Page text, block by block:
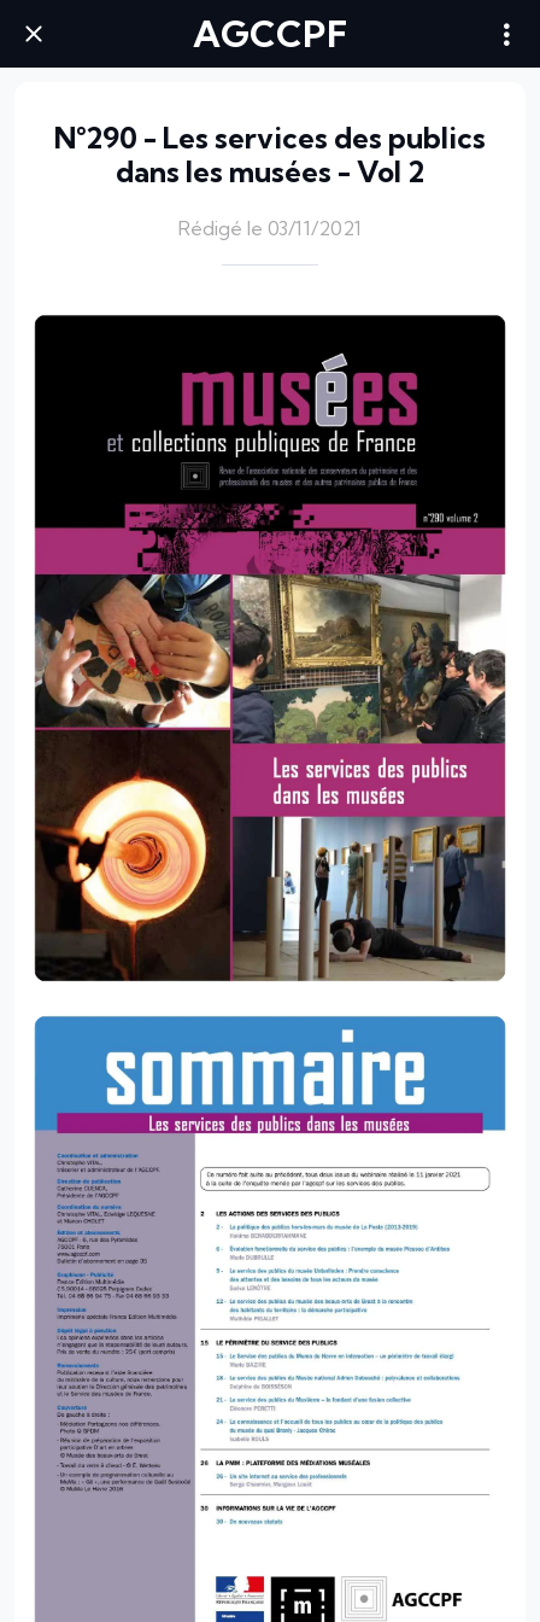
AGCCPF
N°290 - Les services des publics
dans les musées - Vol 2
Rédigé le 03/11/2021